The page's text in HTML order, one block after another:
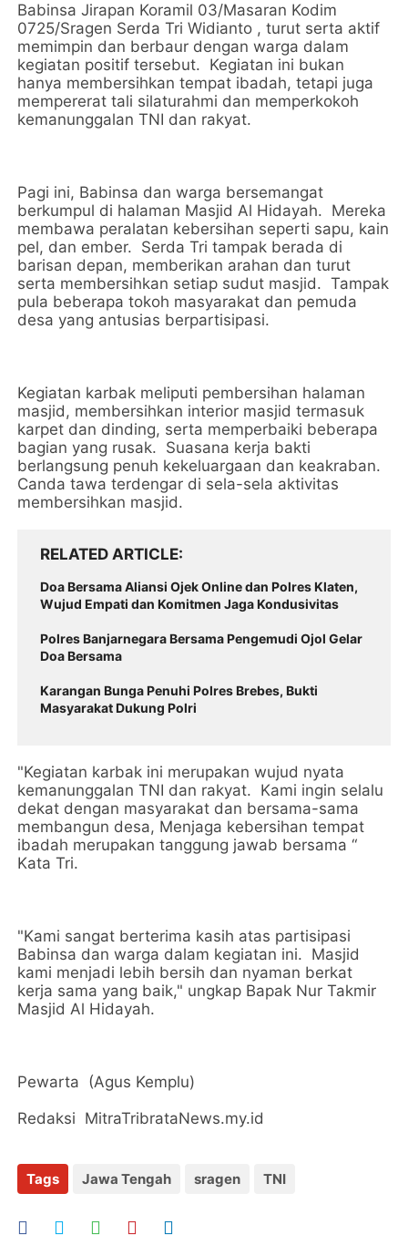
Babinsa Jirapan Koramil 03/Masaran Kodim
0725/Sragen Serda Tri Widianto , turut serta aktif
memimpin dan berbaur dengan warga dalam
kegiatan positif tersebut. Kegiatan ini bukan
hanya membersihkan tempat ibadah, tetapi juga
mempererat tali silaturahmi dan memperkokoh
kemanunggalan TNI dan rakyat.
Pagi ini, Babinsa dan warga bersemangat
berkumpul di halaman Masjid Al Hidayah. Mereka
membawa peralatan kebersihan seperti sapu, kain
pel, dan ember. Serda Tri tampak berada di
barisan depan, memberikan arahan dan turut
serta membersihkan setiap sudut masjid. Tampak
pula beberapa tokoh masyarakat dan pemuda
desa yang antusias berpartisipasi.
Kegiatan karbak meliputi pembersihan halaman
masjid, membersihkan interior masjid termasuk
karpet dan dinding, serta memperbaiki beberapa
bagian yang rusak. Suasana kerja bakti
berlangsung penuh kekeluargaan dan keakraban.
Canda tawa terdengar di sela-sela aktivitas
membersihkan masjid.
RELATED ARTICLE
Doa Bersama Aliansi Ojek Online dan Polres Klaten,
Wujud Empati dan Komitmen Jaga Kondusivitas
Polres Banjarnegara Bersama Pengemudi Ojol Gelar
Doa Bersama
Karangan Bunga Penuhi Polres Brebes, Bukti
Masyarakat Dukung Polri
"Kegiatan karbak ini merupakan wujud nyata
kemanunggalan TNI dan rakyat. Kami ingin selalu
dekat dengan masyarakat dan bersama-sama
membangun desa, Menjaga kebersihan tempat
ibadah merupakan tanggung jawab bersama “
Kata Tri.
"Kami sangat berterima kasih atas partisipasi
Babinsa dan warga dalam kegiatan ini. Masjid
kami menjadi lebih bersih dan nyaman berkat
kerja sama yang baik," ungkap Bapak Nur Takmir
Masjid Al Hidayah.
Pewarta (Agus Kemplu)
Redaksi MitraTribrataNews.my.id
Tags Jawa Tengah sragen TNI